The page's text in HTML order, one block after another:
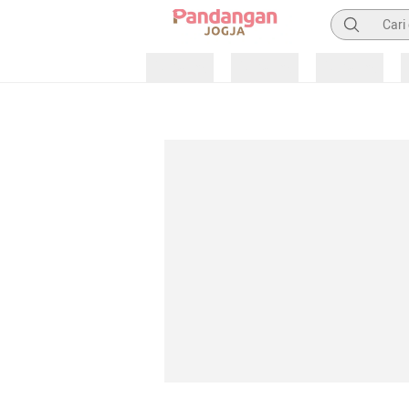
Pencarian